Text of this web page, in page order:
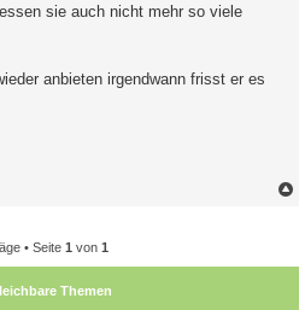
sie auch nicht mehr so viele
anbieten irgendwann frisst er es
• Seite 1 von 1
Themen